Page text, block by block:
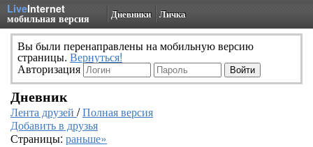
LiveInternet
мобильная версия Дневники Личка
Вы были перенаправлены на мобильную версию
страницы. Вернуться!
Авторизация
Дневник
Лента друзей /Полная версия
Добавить в друзья
Страницы: раньше»